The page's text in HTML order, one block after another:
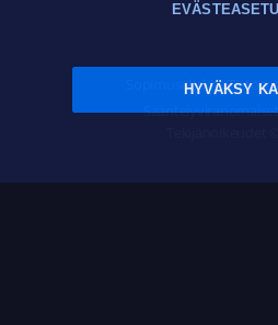
Sopimusehdot
Sääntelyviranomaiset
HYVÄKSY